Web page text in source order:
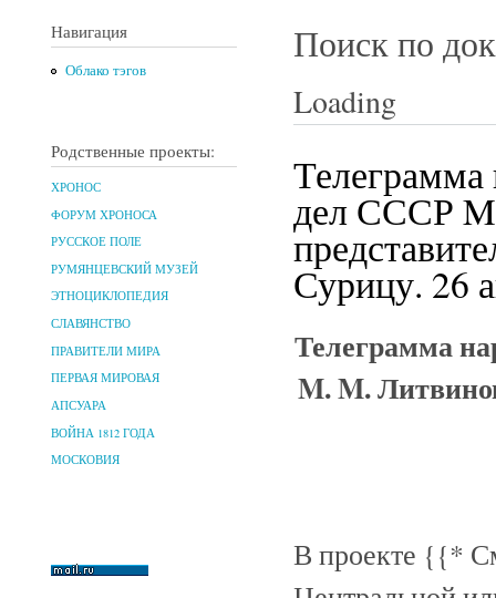
Навигация
Облако тэгов
Родственные проекты:
ХРОНОС
ФОРУМ ХРОНОСА
РУССКОЕ ПОЛЕ
РУМЯНЦЕВСКИЙ МУЗЕЙ
ЭТНОЦИКЛОПЕДИЯ
СЛАВЯНСТВО
ПРАВИТЕЛИ МИРА
ПЕРВАЯ МИРОВАЯ
АПСУАРА
ВОЙНА 1812 ГОДА
МОСКОВИЯ
Поиск по
Loading
Телеграмма
дел СССР
Сурицу. 26
Телеграмма
M. M.
В проекте {{*